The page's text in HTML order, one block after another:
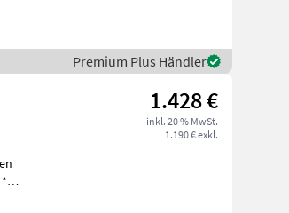
Premium Plus Händler
1.428 €
inkl. 20 % MwSt.
1.190 € exkl.